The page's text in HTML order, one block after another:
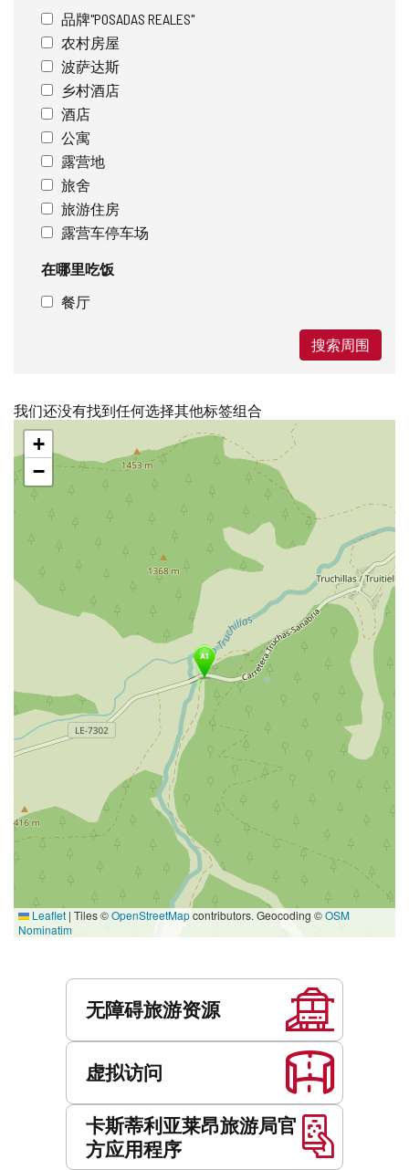
品牌"POSADAS REALES"
农村房屋
波萨达斯
乡村酒店
酒店
公寓
露营地
旅舍
旅游住房
露营车停车场
在哪里吃饭
餐厅
搜索周围
我们还没有找到任何选择其他标签组合
跳
地
图
+
−
Leaflet | Tiles ©OpenStreetMapcontributors. Geocoding ©OSM
Nominatim
无障碍旅游资源
虚拟访问
卡斯蒂利亚莱昂旅游局官
方应用程序